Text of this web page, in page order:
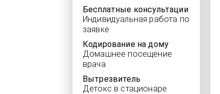
Бесплатные консультации
Индивидуальная работа по
заявке
Кодирование на дому
Домашнее посещение
врача
Вытрезвитель
Детокс в стационаре